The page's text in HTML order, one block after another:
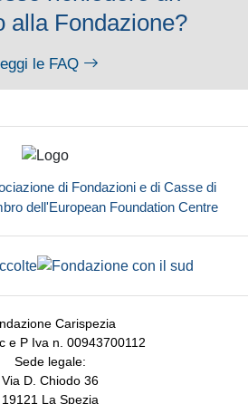
alla Fondazione?
le FAQ
di Fondazioni e di Casse di
dell'European Foundation Centre
Carispezia
e P Iva n. 00943700112
Sede legale:
Via D. Chiodo 36
19121 La Spezia